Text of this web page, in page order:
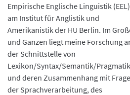
Empirische Englische Linguistik (EEL)
am Institut für Anglistik und
Amerikanistik der HU Berlin. Im
und Ganzen liegt meine Forschung
der Schnittstelle von
Lexikon/Syntax/Semantik/Pragmatik
und deren Zusammenhang mit
der Sprachverarbeitung, des